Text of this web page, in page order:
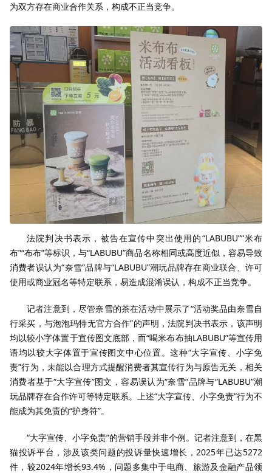
为双方存在商业合作关系，构成不正当竞争。
法院判决书表示，被告在宣传中突出使用的“LABUBU”“米布
布”“布布”等标识，与“LABUBU”商品名称相同或高度近似，容易导致
消费者误认为“奈雪”品牌与“LABUBU”潮玩品牌存在商业联合、许可
使用或商业冠名等特定联系，易造成混淆误认，构成不正当竞争。
记者注意到，尽管奈雪的茶在活动中展示了“活动奖品由奈雪自
行采买，与泡泡玛特无官方合作”的声明，法院判决书表示，该声明
均以较小字体置于宣传图文底部，而“喝米布布抽LABUBU”等宣传用
语均以较大字体置于宣传图文中心位置。这种“大字宣传、小字免
责”行为，未能以合理方式提醒消费者其宣传行为与原告无关，相关
消费者基于“大字宣传”图文，容易误认为“奈雪”品牌与“LABUBU”潮
玩品牌存在合作许可等特定联系。上述“大字宣传、小字免责”行为不
能成为其免责的“护身符”。
“大字宣传、小字免责”的营销手段并非个例。记者注意到，在黑
猫投诉平台，涉及该类问题的投诉量快速增长，2025年已达5272
件，较2024年增长93.4%，问题多集中于电商、旅游及金融产品领